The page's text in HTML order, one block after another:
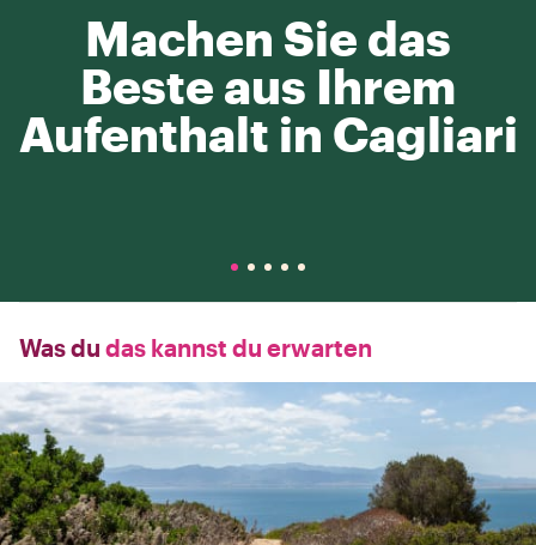
Machen Sie das
Beste aus Ihrem
Aufenthalt in Cagliari
Was du das kannst du erwarten